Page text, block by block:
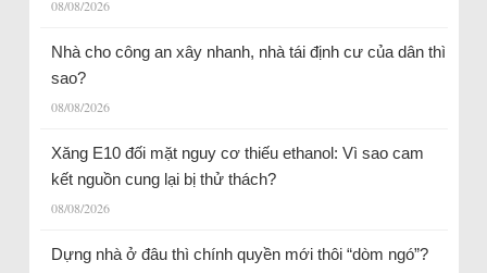
08/08/2026
Nhà cho công an xây nhanh, nhà tái định cư của dân thì
sao?
08/08/2026
Xăng E10 đối mặt nguy cơ thiếu ethanol: Vì sao cam
kết nguồn cung lại bị thử thách?
08/08/2026
Dựng nhà ở đâu thì chính quyền mới thôi “dòm ngó”?